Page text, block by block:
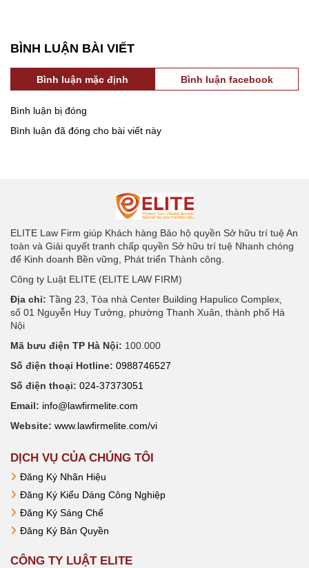
BÌNH LUẬN BÀI VIẾT
Bình luận mặc định Bình luận facebook
Bình luận bị đóng
Bình luận đã đóng cho bài viết này
ELITE Law Firm giúp Khách hàng Bảo hộ quyền Sở hữu trí tuệ An
toàn và Giải quyết tranh chấp quyền Sở hữu trí tuệ Nhanh chóng
để Kinh doanh Bền vững, Phát triển Thành công.
Công ty Luật ELITE (ELITE LAW FIRM)
Địa chỉ: Tầng 23, Tòa nhà Center Building Hapulico Complex,
số 01 Nguyễn Huy Tưởng, phường Thanh Xuân, thành phố Hà
Nội
Mã bưu điện TP Hà Nội: 100.000
Số điện thoại Hotline: 0988746527
Số điện thoại: 024-37373051
Email: info@lawfirmelite.com
Website: www.lawfirmelite.com/vi
DỊCH VỤ CỦA CHÚNG TÔI
Đăng Ký Nhãn Hiệu
Đăng Ký Kiểu Dáng Công Nghiệp
Đăng Ký Sáng Chế
Đăng Ký Bản Quyền
CÔNG TY LUẬT ELITE